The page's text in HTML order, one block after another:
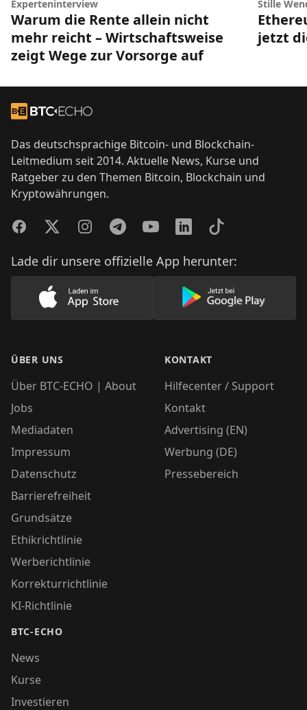
Experteninterview
Warum die Rente allein nicht
mehr reicht – Wirtschaftsweise
zeigt Wege zur Vorsorge auf
Stille
jetzt
Zur Startseite
Das deutschsprachige Bitcoin- und Blockchain-
Leitmedium seit 2014. Aktuelle News, Kurse und
Ratgeber zu den Themen Bitcoin, Blockchain und
Kryptowährungen.
FacebookTwitterInstagramTelegramYouTubeLinkedInTikTok
Lade dir unsere offizielle App herunter:
Lade unsere App im AppStore herunter
Lade unsere
ÜBER UNS
Über BTC-ECHO | About
Jobs
Mediadaten
Impressum
Datenschutz
Barrierefreiheit
Grundsätze
Ethikrichtlinie
Werberichtlinie
Korrekturrichtlinie
KI-Richtlinie
BTC-ECHO
News
Kurse
Investieren
KONTAKT
Hilfecenter / Support
Kontakt
Advertising (EN)
Werbung (DE)
Pressebereich